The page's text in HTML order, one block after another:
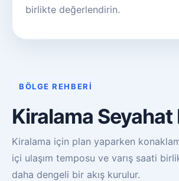
birlikte değerlendirin.
BÖLGE REHBERI
Kiralama Seyahat
Kiralama için plan yaparken
içi ulaşım temposu ve varış saati
daha dengeli bir akış kurulur.